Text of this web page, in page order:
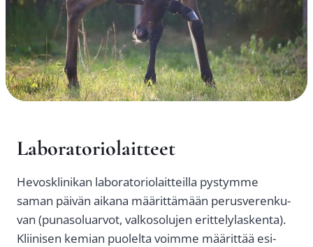
Labo­ra­to­rio­lait­teet
Hevoskli­ni­kan labo­ra­to­rio­lait­teil­la pys­tym­me
saman päi­vän aika­na mää­rit­tä­mään perus­ve­ren­ku­
van (puna­so­luar­vot, val­ko­so­lu­jen erit­te­ly­las­ken­ta).
Klii­ni­sen kemian puo­lel­ta voim­me mää­rit­tää esi­